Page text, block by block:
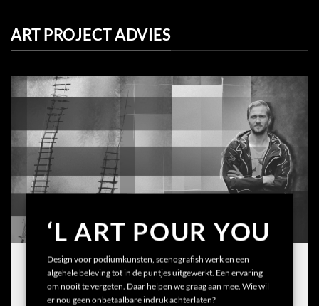
ART PROJECT ADVIES
‘L ART POUR YOU
Design voor podiumkunsten, scenografish werk en een
algehele beleving tot in de puntjes uitgewerkt. Een ervaring
om nooit te vergeten. Daar helpen we graag aan mee. Wie wil
er nou geen onbetaalbare indruk achterlaten?